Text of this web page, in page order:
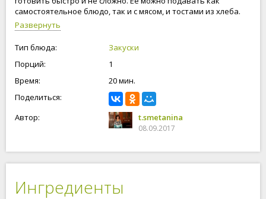
самостоятельное блюдо, так и с мясом, и тостами из хлеба.
Приступим к приготовлению закуски из баклажанов!
Развернуть
Тип блюда:
Закуски
Порций:
1
Время:
20 мин.
Поделиться:
Автор:
t.smetanina
08.09.2017
Ингредиенты